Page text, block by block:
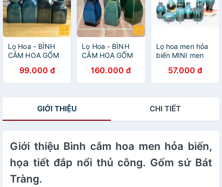
Lọ Hoa - BÌNH
CẮM HOA GỐM
VUÔNG
99.000 đ
Lọ Hoa - BÌNH
CẮM HOA GỐM
VUÔNG BẦU
160.000 đ
Lọ hoa men hỏa
biến MINI men
Tràng nhỏ nhắn,
xinh xắn, độc
mẫu]
57.000 đ
GIỚI THIỆU CHI TIẾT
Giới thiệu Bình cắm hoa men hỏa biến,
họa tiết đắp nổi thủ công. Gốm sứ Bát
Tràng.